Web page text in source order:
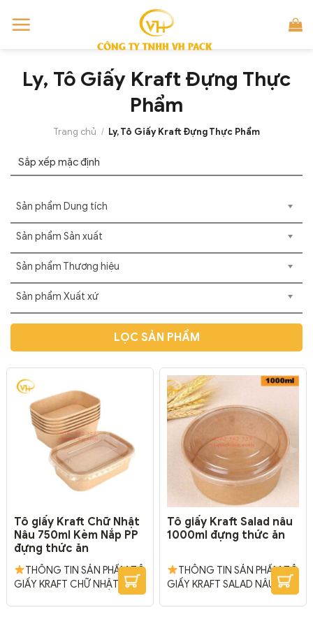
Ly, Tô Giấy Kraft Đựng Thực
Phẩm
Trang chủ / Ly, Tô Giấy Kraft Đựng Thực Phẩm
Sản phẩm Dung tích
Sản phẩm Sản xuất
Sản phẩm Thương hiệu
Sản phẩm Xuất xứ
LỌC SẢN PHẨM
Tô giấy Kraft Chữ Nhật
Nâu 750ml Kèm Nắp PP
đựng thức ăn
THÔNG TIN SẢN PHẨM TÔ
GIẤY KRAFT CHỮ NHẬT
750ML Chất liệu: Giấy Kraft
Tô giấy Kraft Salad nâu
1000ml đựng thức ăn
THÔNG TIN SẢN PHẨM TÔ
GIẤY KRAFT SALAD NÂU
ĐỰNG THỨC ĂN + Chất liệu: